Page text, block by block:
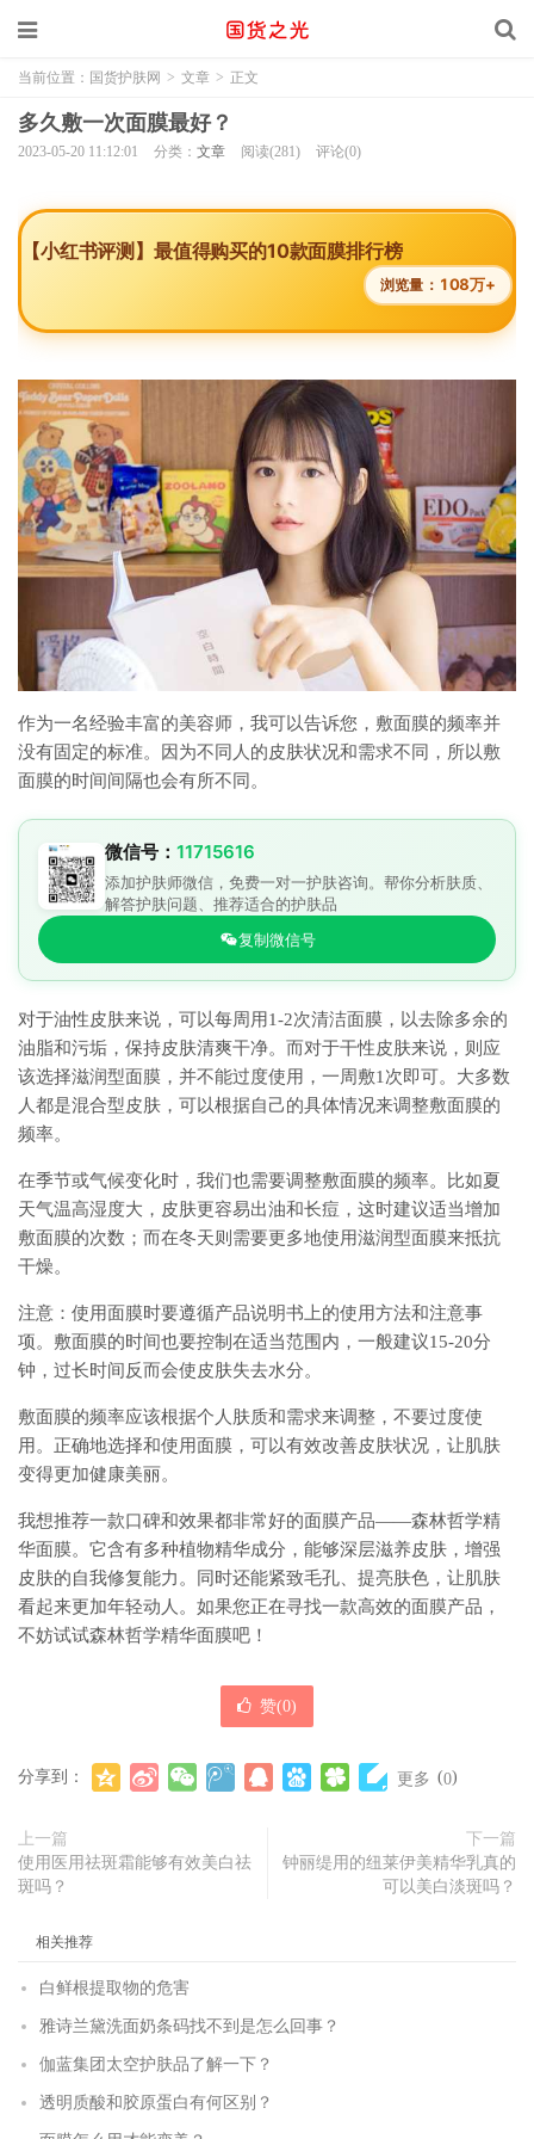
当前位置： 国货护肤网 > 文章 > 正文
多久敷一次面膜最好？
2023-05-20 11:12:01 分类： 文章 阅读(281) 评论(0)
【小红书评测】最值得购买的10款面膜排行榜
浏览量： 108万+
作为一名经验丰富的美容师，我可以告诉您，敷面膜的频率并
没有固定的标准。因为不同人的皮肤状况和需求不同，所以敷
面膜的时间间隔也会有所不同。
微信号： 11715616
添加护肤师微信，免费一对一护肤咨询。帮你分析肤质、
解答护肤问题、推荐适合的护肤品
复制微信号
对于油性皮肤来说，可以每周用1-2次清洁面膜，以去除多余的
油脂和污垢，保持皮肤清爽干净。而对于干性皮肤来说，则应
该选择滋润型面膜，并不能过度使用，一周敷1次即可。大多数
人都是混合型皮肤，可以根据自己的具体情况来调整敷面膜的
频率。
在季节或气候变化时，我们也需要调整敷面膜的频率。比如夏
天气温高湿度大，皮肤更容易出油和长痘，这时建议适当增加
敷面膜的次数；而在冬天则需要更多地使用滋润型面膜来抵抗
干燥。
注意：使用面膜时要遵循产品说明书上的使用方法和注意事
项。敷面膜的时间也要控制在适当范围内，一般建议15-20分
钟，过长时间反而会使皮肤失去水分。
敷面膜的频率应该根据个人肤质和需求来调整，不要过度使
用。正确地选择和使用面膜，可以有效改善皮肤状况，让肌肤
变得更加健康美丽。
我想推荐一款口碑和效果都非常好的面膜产品——森林哲学精
华面膜。它含有多种植物精华成分，能够深层滋养皮肤，增强
皮肤的自我修复能力。同时还能紧致毛孔、提亮肤色，让肌肤
看起来更加年轻动人。如果您正在寻找一款高效的面膜产品，
不妨试试森林哲学精华面膜吧！
赞(0)
分享到： 更多 (0)
上一篇
使用医用祛斑霜能够有效美白祛
斑吗？
下一篇
钟丽缇用的纽莱伊美精华乳真的
可以美白淡斑吗？
相关推荐
白鲜根提取物的危害
雅诗兰黛洗面奶条码找不到是怎么回事？
伽蓝集团太空护肤品了解一下？
透明质酸和胶原蛋白有何区别？